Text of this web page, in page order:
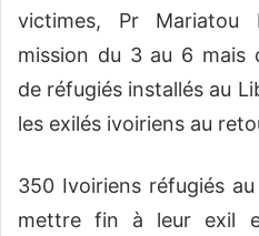
victimes, Pr
mission du 3 au 6 mais
de réfugiés installés au
les exilés ivoiriens au
350 Ivoiriens réfugiés
mettre fin à leur exil